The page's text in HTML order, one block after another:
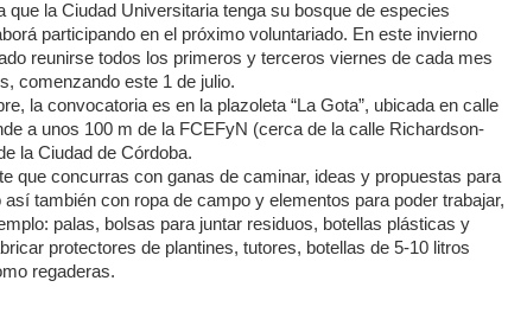
que la Ciudad Universitaria tenga su bosque de especies
participando en el próximo voluntariado. En este invierno
reunirse todos los primeros y terceros viernes de cada mes
comenzando este 1 de julio.
la convocatoria es en la plazoleta “La Gota”, ubicada en calle
a unos 100 m de la FCEFyN (cerca de la calle Richardson-
la Ciudad de Córdoba.
que concurras con ganas de caminar, ideas y propuestas para
así también con ropa de campo y elementos para poder trabajar,
palas, bolsas para juntar residuos, botellas plásticas y
protectores de plantines, tutores, botellas de 5-10 litros
regaderas.